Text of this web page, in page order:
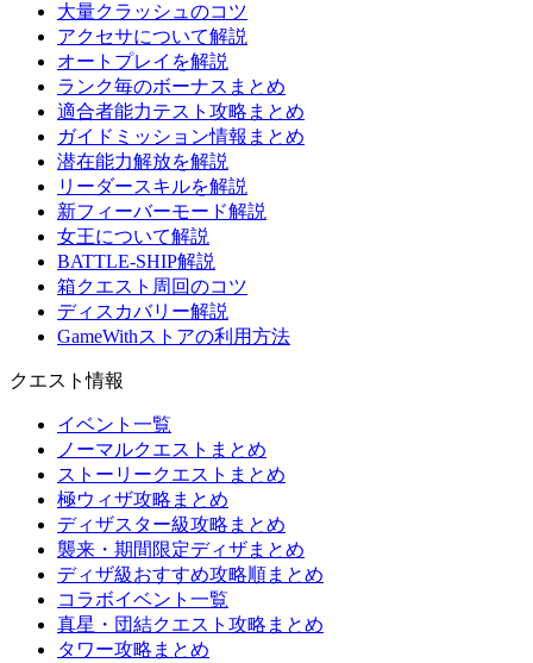
大量クラッシュのコツ
アクセサについて解説
オートプレイを解説
ランク毎のボーナスまとめ
適合者能力テスト攻略まとめ
ガイドミッション情報まとめ
潜在能力解放を解説
リーダースキルを解説
新フィーバーモード解説
女王について解説
BATTLE-SHIP解説
箱クエスト周回のコツ
ディスカバリー解説
GameWithストアの利用方法
クエスト情報
イベント一覧
ノーマルクエストまとめ
ストーリークエストまとめ
極ウィザ攻略まとめ
ディザスター級攻略まとめ
襲来・期間限定ディザまとめ
ディザ級おすすめ攻略順まとめ
コラボイベント一覧
真星・団結クエスト攻略まとめ
タワー攻略まとめ